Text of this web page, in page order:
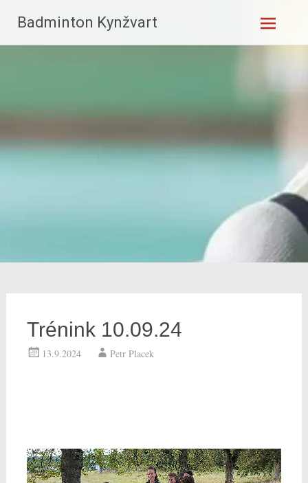
Badminton Kynžvart
Trénink 10.09.24
13.9.2024 Petr Placek